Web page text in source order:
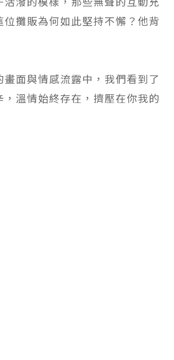
攤販為何如此堅持不懈？他背
面與情感流露中，我們看到了
溫情始終存在，擠壓在你我的